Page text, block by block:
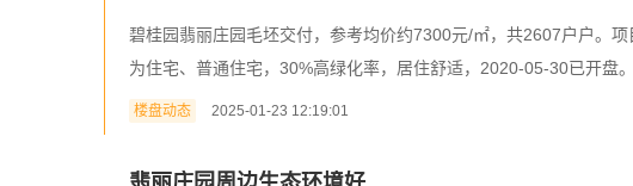
碧桂园翡丽庄园毛坯交付，参考均价约7300元/㎡，共2607户户。
为住宅、普通住宅，30%高绿化率，居住舒适，2020-05-30已开盘
楼盘动态 2025-01-23 12:19:01